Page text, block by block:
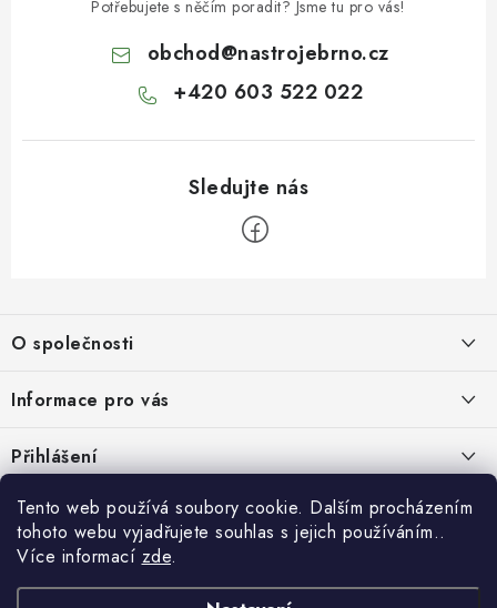
Tento web používá soubory cookie. Dalším procházením
tohoto webu vyjadřujete souhlas s jejich používáním..
Více informací zde.
Potřebujete s něčím poradit? Jsme tu pro vás!
obchod@nastrojebrno.cz
+420 603 522 022
p
a
O společnosti
O nás
Recenze zákazníků
Novinky, návody, blog
Sponzorujeme
Informace pro vás
Obchodní podmínky
Doprava
Způsoby platby
Přihlášení
E-mail
Přijímáme online platby